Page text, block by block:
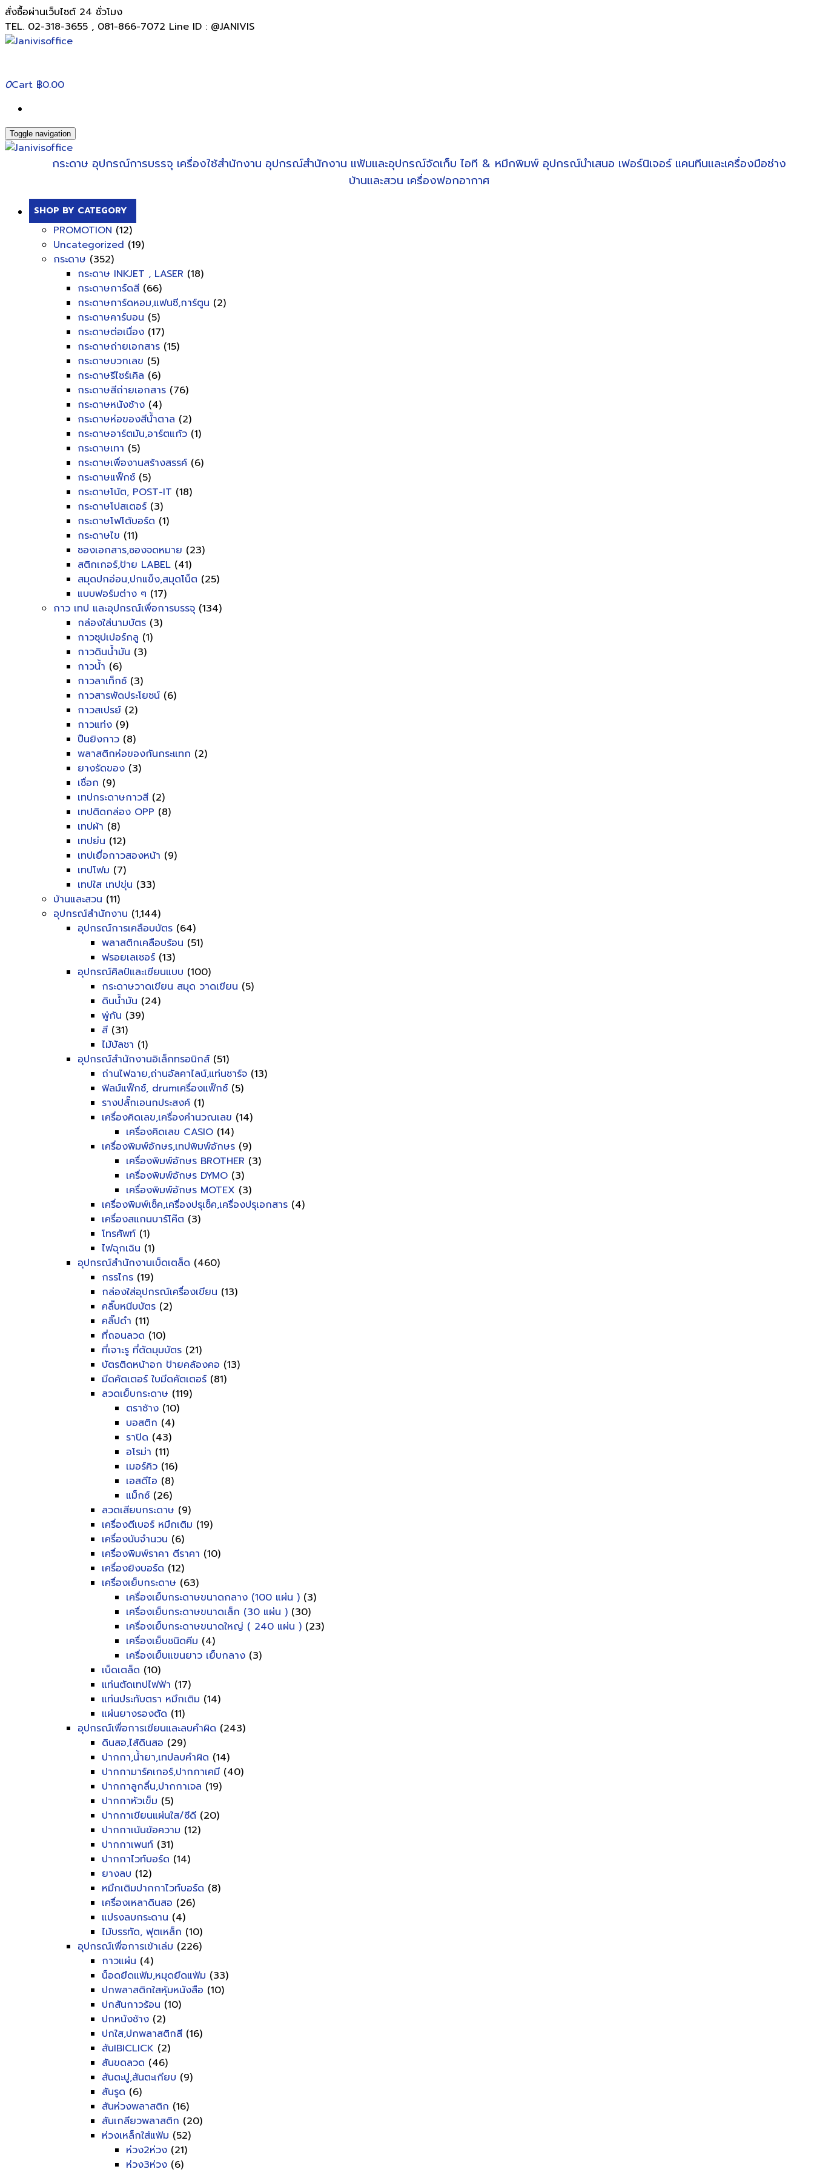
สั่งซื้อผ่านเว็บไซต์ 24 ชั่วโมง
TEL. 02-318-3655 , 081-866-7072 Line ID : @JANIVIS
0Cart ฿0.00
Toggle navigation
กระดาษ อุปกรณ์การบรรจุ เครื่องใช้สำนักงาน อุปกรณ์สำนักงาน แฟ้มและอุปกรณ์จัดเก็บ ไอที & หมึกพิมพ์ อุปกรณ์นำเสนอ เฟอร์นิเจอร์ แคนทีนและเครื่องมือช่าง
บ้านและสวน เครื่องฟอกอากาศ
SHOP BY CATEGORY
PROMOTION (12)
Uncategorized (19)
กระดาษ (352)
กระดาษ INKJET , LASER (18)
กระดาษการ์ดสี (66)
กระดาษการ์ดหอม,แฟนซี,การ์ตูน (2)
กระดาษคาร์บอน (5)
กระดาษต่อเนื่อง (17)
กระดาษถ่ายเอกสาร (15)
กระดาษบวกเลข (5)
กระดาษรีไซร์เคิล (6)
กระดาษสีถ่ายเอกสาร (76)
กระดาษหนังช้าง (4)
กระดาษห่อของสีน้ำตาล (2)
กระดาษอาร์ตมัน,อาร์ตแก้ว (1)
กระดาษเทา (5)
กระดาษเพื่องานสร้างสรรค์ (6)
กระดาษแฟ็กซ์ (5)
กระดาษโน้ต, POST-IT (18)
กระดาษโปสเตอร์ (3)
กระดาษโฟโต้บอร์ด (1)
กระดาษไข (11)
ซองเอกสาร,ซองจดหมาย (23)
สติกเกอร์,ป้าย LABEL (41)
สมุดปกอ่อน,ปกแข็ง,สมุดโน็ต (25)
แบบฟอร์มต่าง ๆ (17)
กาว เทป และอุปกรณ์เพื่อการบรรจุ (134)
กล่องใส่นามบัตร (3)
กาวซุปเปอร์กลู (1)
กาวดินน้ำมัน (3)
กาวน้ำ (6)
กาวลาเท็กซ์ (3)
กาวสารพัดประโยชน์ (6)
กาวสเปรย์ (2)
กาวแท่ง (9)
ปืนยิงกาว (8)
พลาสติกห่อของกันกระแทก (2)
ยางรัดของ (3)
เชื่อก (9)
เทปกระดาษกาวสี (2)
เทปติดกล่อง OPP (8)
เทปผ้า (8)
เทปย่น (12)
เทปเยื่อกาวสองหน้า (9)
เทปโฟม (7)
เทปใส เทปขุ่น (33)
บ้านและสวน (11)
อุปกรณ์สำนักงาน (1,144)
อุปกรณ์การเคลือบบัตร (64)
พลาสติกเคลือบร้อน (51)
ฟรอยเลเซอร์ (13)
อุปกรณ์ศิลป์และเขียนแบบ (100)
กระดาษวาดเขียน สมุด วาดเขียน (5)
ดินน้ำมัน (24)
พู่กัน (39)
สี (31)
ไม้บัลชา (1)
อุปกรณ์สำนักงานอิเล็กทรอนิกส์ (51)
ถ่านไฟฉาย,ถ่านอัลคาไลน์,แท่นชาร์จ (13)
ฟิลม์แฟ็กซ์, drumเครื่องแฟ็กซ์ (5)
รางปลั๊กเอนกประสงค์ (1)
เครื่องคิดเลข,เครื่องคำนวณเลข (14)
เครื่องคิดเลข CASIO (14)
เครื่องพิมพ์อักษร,เทปพิมพ์อักษร (9)
เครื่องพิมพ์อักษร BROTHER (3)
เครื่องพิมพ์อักษร DYMO (3)
เครื่องพิมพ์อักษร MOTEX (3)
เครื่องพิมพ์เช็ค,เครื่องปรุเช็ค,เครื่องปรุเอกสาร (4)
เครื่องสแกนบาร์โค๊ต (3)
โทรศัพท์ (1)
ไฟฉุกเฉิน (1)
อุปกรณ์สำนักงานเบ็ดเตล็ด (460)
กรรไกร (19)
กล่องใส่อุปกรณ์เครื่องเขียน (13)
คลิ๊บหนีบบัตร (2)
คลิ๊ปดำ (11)
ที่ถอนลวด (10)
ที่เจาะรู ที่ตัดมุมบัตร (21)
บัตรติดหน้าอก ป้ายคล้องคอ (13)
มีดคัตเตอร์ ใบมีดคัตเตอร์ (81)
ลวดเย็บกระดาษ (119)
ตราช้าง (10)
บอสติก (4)
ราปิด (43)
อโรม่า (11)
เมอร์คิว (16)
เอสดีไอ (8)
แม็กซ์ (26)
ลวดเสียบกระดาษ (9)
เครื่องตีเบอร์ หมึกเติม (19)
เครื่องนับจำนวน (6)
เครื่องพิมพ์ราคา ตีราคา (10)
เครื่องยิงบอร์ด (12)
เครื่องเย็บกระดาษ (63)
เครื่องเย็บกระดาษขนาดกลาง (100 แผ่น ) (3)
เครื่องเย็บกระดาษขนาดเล็ก (30 แผ่น ) (30)
เครื่องเย็บกระดาษขนาดใหญ่ ( 240 แผ่น ) (23)
เครื่องเย็บชนิดคีม (4)
เครื่องเย็บแขนยาว เย็บกลาง (3)
เบ็ดเตล็ด (10)
แท่นตัดเทปไฟฟ้า (17)
แท่นประทับตรา หมึกเติม (14)
แผ่นยางรองตัด (11)
อุปกรณ์เพื่อการเขียนและลบคำผิด (243)
ดินสอ,ไส้ดินสอ (29)
ปากกา,น้ำยา,เทปลบคำผิด (14)
ปากกามาร์คเกอร์,ปากกาเคมี (40)
ปากกาลูกลื่น,ปากกาเจล (19)
ปากกาหัวเข็ม (5)
ปากกาเขียนแผ่นใส/ซีดี (20)
ปากกาเน้นข้อความ (12)
ปากกาเพนท์ (31)
ปากกาไวท์บอร์ด (14)
ยางลบ (12)
หมึกเติมปากกาไวท์บอร์ด (8)
เครื่องเหลาดินสอ (26)
แปรงลบกระดาน (4)
ไม้บรรทัด, ฟุตเหล็ก (10)
อุปกรณ์เพื่อการเข้าเล่ม (226)
กาวแผ่น (4)
น็อดยึดแฟ้ม,หมุดยึดแฟ้ม (33)
ปกพลาสติกใสหุ้มหนังสือ (10)
ปกสันกาวร้อน (10)
ปกหนังช้าง (2)
ปกใส,ปกพลาสติกสี (16)
สันIBICLICK (2)
สันขดลวด (46)
สันตะปู,สันตะเกียบ (9)
สันรูด (6)
สันห่วงพลาสติก (16)
สันเกลียวพลาสติก (20)
ห่วงเหล็กใส่แฟ้ม (52)
ห่วง2ห่วง (21)
ห่วง3ห่วง (6)